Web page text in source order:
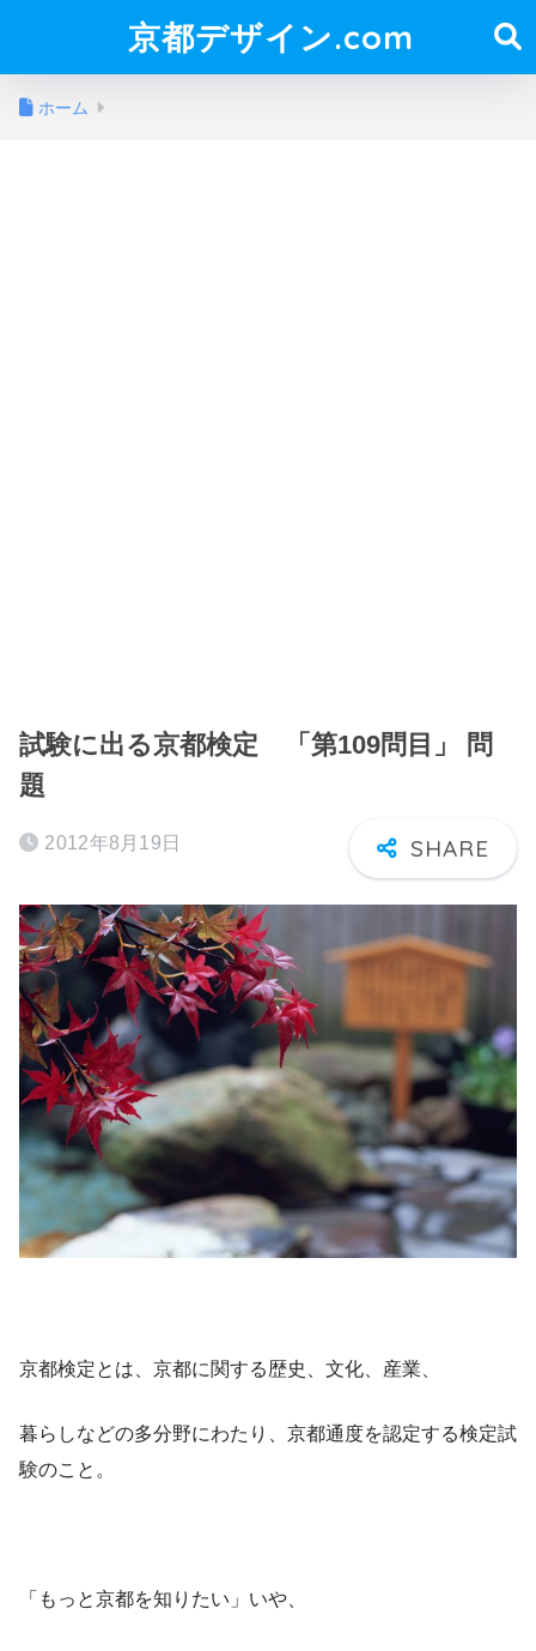
京都デザイン.com
ホーム
試験に出る京都検定 「第109問目」 問
題
2012年8月19日
京都検定とは、京都に関する歴史、文化、産業、
暮らしなどの多分野にわたり、京都通度を認定する検定試
験のこと。
「もっと京都を知りたい」いや、